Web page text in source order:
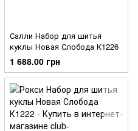
Салли Набор для шитья
куклы Новая Слобода К1226
1 688.00 грн